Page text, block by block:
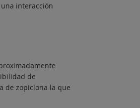
interacción
de
de zopiclona la que